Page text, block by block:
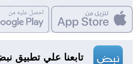
تابعنا علي تطبيق